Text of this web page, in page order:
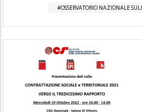
OSSERVATORIO NAZIONALE